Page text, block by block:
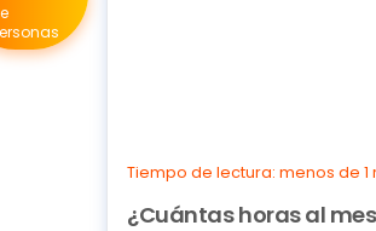
Tiempo de lectura: menos de 1
¿Cuántas horas al